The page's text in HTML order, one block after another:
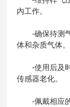
内工作。
-确保待测气
体和杂质气体。
-使用后及时
传感器老化。
-佩戴相应的